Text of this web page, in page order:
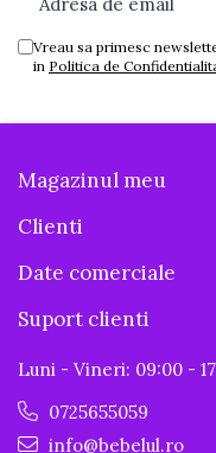
Vreau sa primesc
in Politica de
Magazinul meu
Clienti
Date comerciale
Suport clienti
Luni - Vineri: 09:00 -
0725655059
info@bebelul.ro